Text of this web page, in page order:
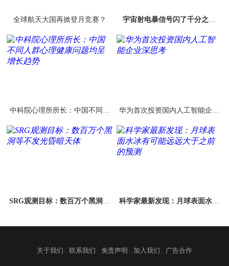
全球航天大国再掀登月竞赛？
宇宙射电暴信号闪了千分之一
中科院心理所所长：中国不同人
华为首次投资国内人工智能企业
SRG观测目标：数百万个黑洞等
科学家最新发现：月球表面水冰
关于我们 联系我们 免责声明 加入我们 广告合作